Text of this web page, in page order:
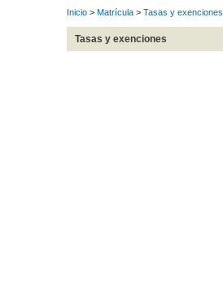
Inicio > Matrícula > Tasas y exenciones
Tasas y exenciones